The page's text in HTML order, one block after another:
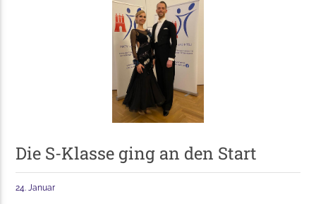
Die S-Klasse ging an den Start
24. Januar